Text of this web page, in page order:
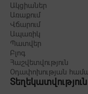
Ակցիաներ
Առաքում
Վճարում
Ապառիկ
Պատվեր
Բլոգ
Հաշվետվություն
Օդափոխության
Տեղեկատվություն